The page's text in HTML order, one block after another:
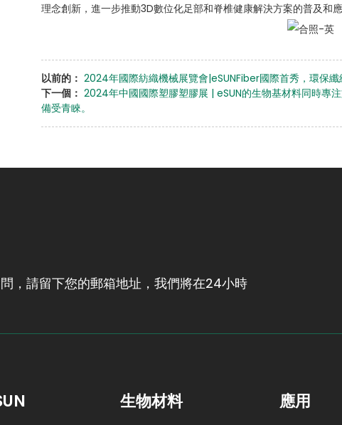
理念創新，進一步推動3D數位化足部和脊椎健康解決方案的普及和
以前的： 2024年國際紡織機械展覽會|eSUNFiber國際首秀，環保
下一個： 2024年中國國際塑膠塑膠展 | eSUN的生物基材料同時專
備受青睞。
，請留下您的郵箱地址，我們將在24小時
生物材料 應用